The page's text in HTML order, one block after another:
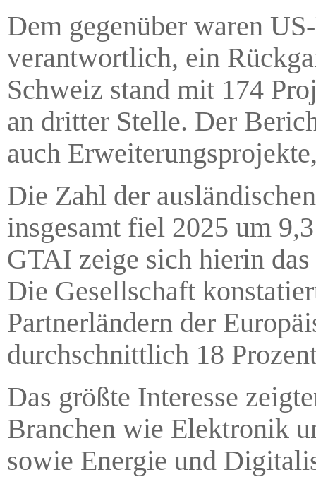
Dem gegenüber waren
verantwortlich, ein
Schweiz stand mit 174
an dritter Stelle. Der
auch
Die Zahl der
insgesamt fiel 2025 um
GTAI zeige sich hierin
Die Gesellschaft
Partnerländern der
durchschnittlich 18
Das größte Interesse
Branchen wie Elektronik
sowie Energie und